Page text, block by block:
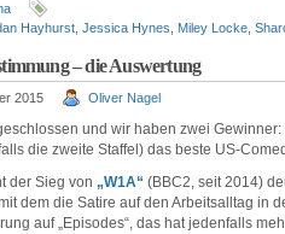
Hayhurst Jessica Hynes Miley Locke
– die Auswertung
2015 Oliver Nagel
und wir haben zwei Gewinner:
die zweite Staffel) das beste US-
der Sieg von „W1A“ (BBC2, seit 2014)
dem die Satire auf den Arbeitsalltag in
auf „Episodes“, das hat jedenfalls